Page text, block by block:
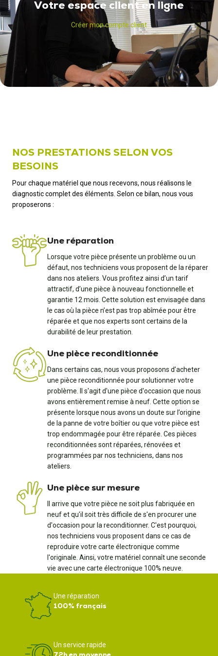
Votre espace client en ligne
Créer mon compte client
NOS PRESTATIONS SELON VOS
BESOINS
Pour chaque matériel que nous recevons, nous réalisons le
diagnostic complet des éléments. Selon ce bilan, nous vous
proposerons :
Une réparation
Lorsque votre pièce présente un problème ou un
défaut, nos techniciens vous proposent de la réparer
dans nos ateliers. Vous profitez ainsi d’un tarif
attractif, d’une pièce à nouveau fonctionnelle et
garantie 12 mois. Cette solution est envisagée dans
le cas où la pièce n’est pas trop abîmée pour être
réparée et que nos experts sont certains de la
durabilité de leur prestation.
Une pièce reconditionnée
Dans certains cas, nous vous proposons d’acheter
une pièce reconditionnée pour solutionner votre
problème. Il s'agit d'une pièce d'occasion que nous
avons entièrement remise à neuf. Cette option se
présente lorsque nous avons un doute sur l’origine
de la panne de votre boîtier ou que votre pièce est
trop endommagée pour être réparée. Ces pièces
reconditionnées sont réparées, rénovées et
programmées par nos techniciens, dans nos
ateliers.
Une pièce sur mesure
Il arrive que votre pièce ne soit plus fabriquée en
neuf et qu'il soit très difficile de s'en procurer une
d'occasion pour la reconditionner. C'est pourquoi,
nos techniciens vous proposent dans ce cas de
reproduire votre carte électronique comme
l'originale. Ainsi, votre matériel connaît une seconde
vie avec une carte électronique 100% neuve.
Une réparation
100% français
Un service rapide